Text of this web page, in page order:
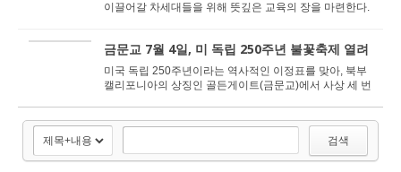
이끌어갈 차세대들을 위해 뜻깊은 교육의 장을 마련한다.
금문교 7월 4일, 미 독립 250주년 불꽃축제 열려
미국 독립 250주년이라는 역사적인 이정표를 맞아, 북부
캘리포니아의 상징인 골든게이트(금문교)에서 사상 세 번
검색